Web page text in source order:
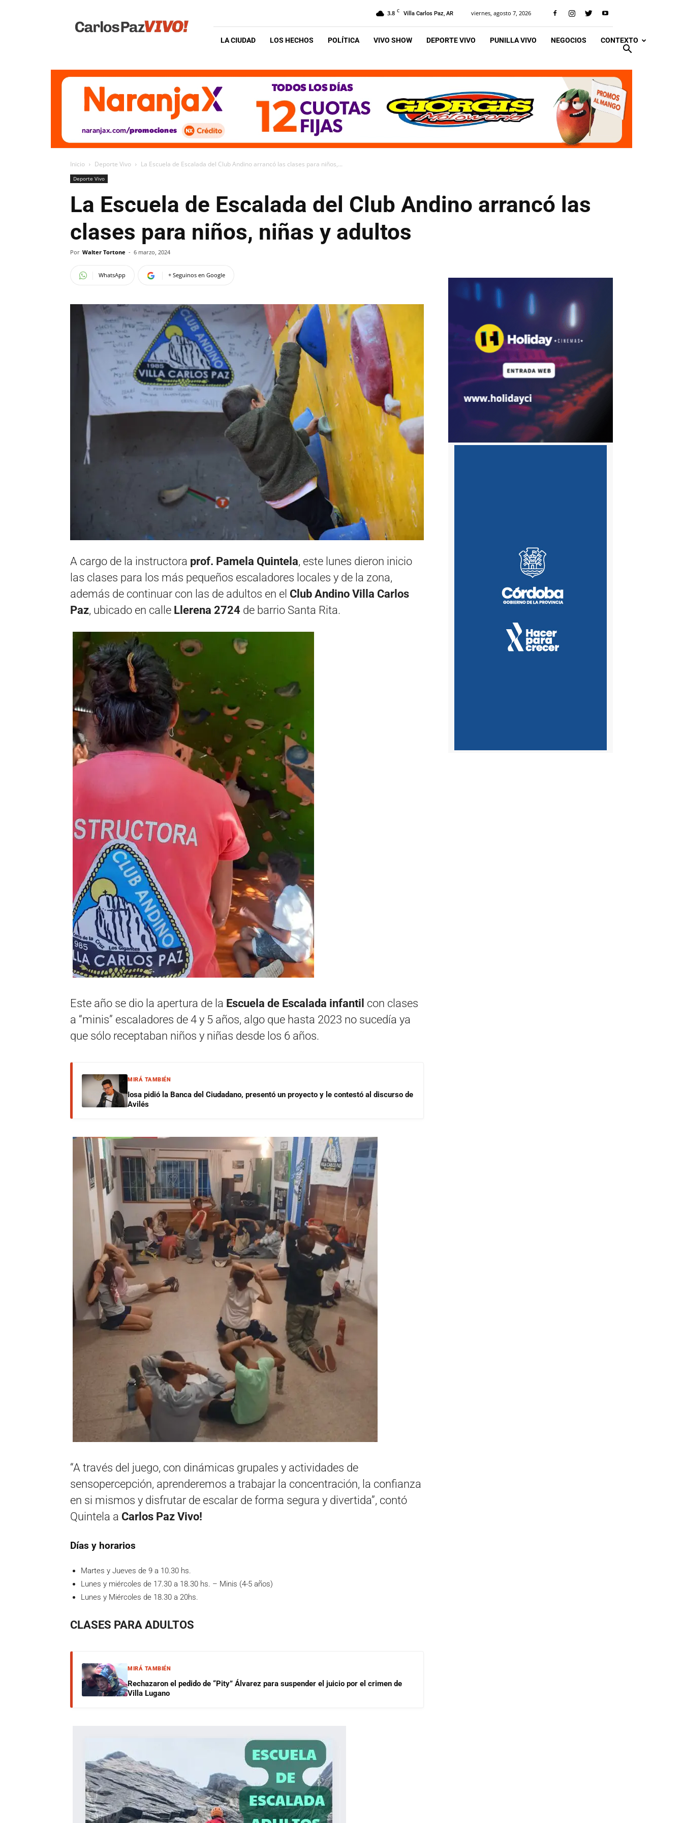
Vivo
3.8 C Villa Carlos Paz, AR viernes, agosto 7, 2026
LA CIUDAD LOS HECHOS POLÍTICA VIVO SHOW DEPORTE VIVO PUNILLA VIVO NEGOCIOS CONTEXTO
Inicio Deporte Vivo La Escuela de Escalada del Club Andino arrancó las clases para niños,...
Deporte Vivo
La Escuela de Escalada del Club Andino arrancó las
clases para niños, niñas y adultos
Por Walter Tortone - 6 marzo, 2024
WhatsApp + Seguinos en Google
A cargo de la instructora prof. Pamela Quintela, este lunes dieron inicio
las clases para los más pequeños escaladores locales y de la zona,
además de continuar con las de adultos en el Club Andino Villa Carlos
Paz, ubicado en calle Llerena 2724 de barrio Santa Rita.
Este año se dio la apertura de la Escuela de Escalada infantil con clases
a “minis” escaladores de 4 y 5 años, algo que hasta 2023 no sucedía ya
que sólo receptaban niños y niñas desde los 6 años.
MIRÁ TAMBIÉN
Iosa pidió la Banca del Ciudadano, presentó un proyecto y le contestó al discurso de
Avilés
“A través del juego, con dinámicas grupales y actividades de
sensopercepción, aprenderemos a trabajar la concentración, la confianza
en si mismos y disfrutar de escalar de forma segura y divertida”, contó
Quintela a Carlos Paz Vivo!
Días y horarios
Martes y Jueves de 9 a 10.30 hs.
Lunes y miércoles de 17.30 a 18.30 hs. – Minis (4-5 años)
Lunes y Miércoles de 18.30 a 20hs.
CLASES PARA ADULTOS
MIRÁ TAMBIÉN
Rechazaron el pedido de “Pity” Álvarez para suspender el juicio por el crimen de
Villa Lugano